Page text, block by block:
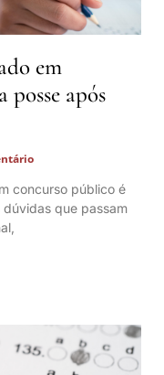
em
após
concurso público é
que passam